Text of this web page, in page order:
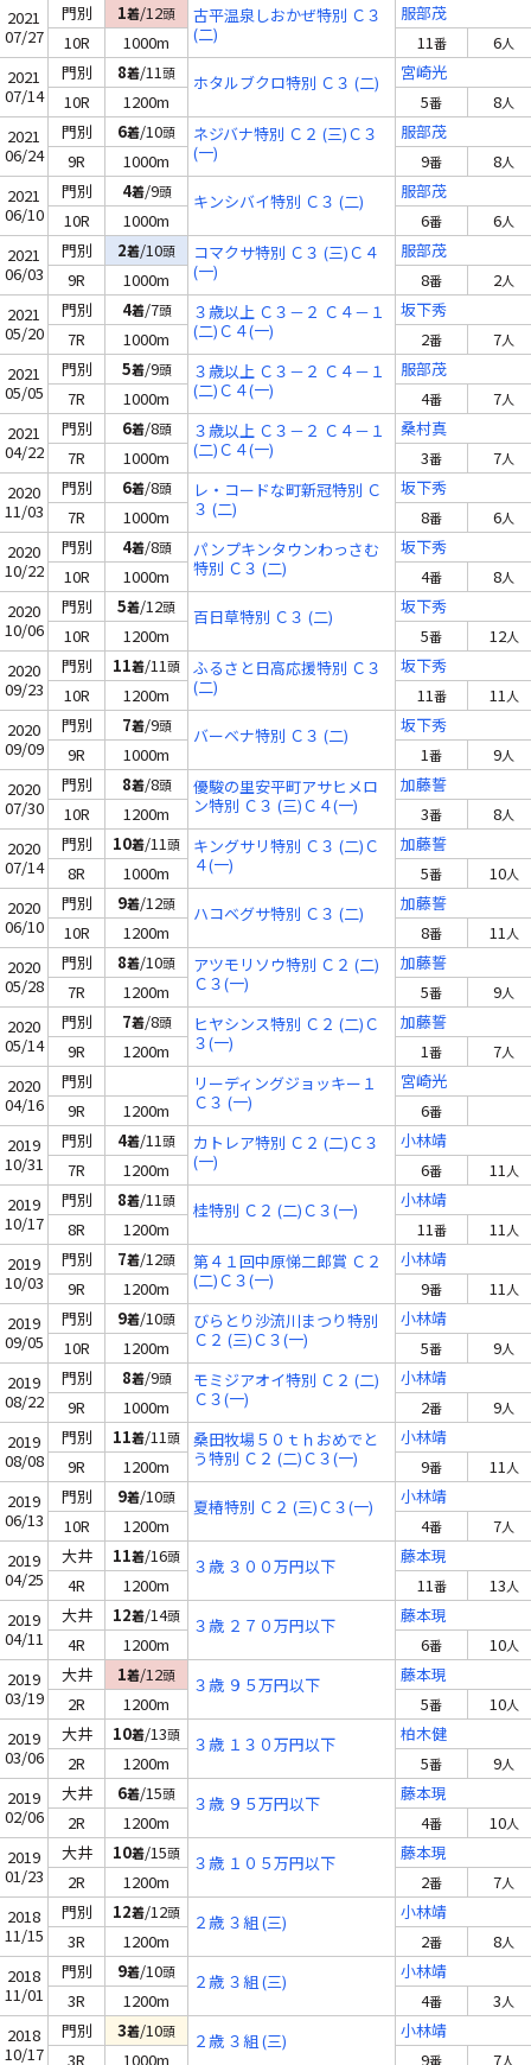
2021
07/27
門別 1着/12頭
古平温泉しおかぜ特別 Ｃ３
(二)
服部茂
10R
1000m 11番 6人
2021
07/14
門別 8着/11頭 ホタルブクロ特別 Ｃ３ (二)
宮崎光
10R
1200m 5番 8人
2021
06/24
門別 6着/10頭
ネジバナ特別 Ｃ２ (三)Ｃ３
(一)
服部茂
9R
1000m 9番 8人
2021
06/10
門別 4着/9頭 キンシバイ特別 Ｃ３ (二)
服部茂
10R
1000m 6番 6人
2021
06/03
門別 2着/10頭
コマクサ特別 Ｃ３ (三)Ｃ４
(一)
服部茂
9R
1000m 8番 2人
2021
05/20
門別 4着/7頭
３歳以上 Ｃ３－２ Ｃ４－１
(二)Ｃ４(一)
坂下秀
7R
1000m 2番 7人
2021
05/05
門別 5着/9頭
３歳以上 Ｃ３－２ Ｃ４－１
(二)Ｃ４(一)
服部茂
7R
1000m 4番 7人
2021
04/22
門別 6着/8頭
３歳以上 Ｃ３－２ Ｃ４－１
(二)Ｃ４(一)
桑村真
7R
1000m 3番 7人
2020
11/03
門別 6着/8頭
レ・コードな町新冠特別 Ｃ
３ (二)
坂下秀
7R
1000m 8番 6人
2020
10/22
門別 4着/8頭
パンプキンタウンわっさむ
特別 Ｃ３ (二)
坂下秀
10R
1000m 4番 8人
2020
10/06
門別 5着/12頭 百日草特別 Ｃ３ (二)
坂下秀
10R
1200m 5番 12人
2020
09/23
門別 11着/11頭
ふるさと日高応援特別 Ｃ３
(二)
坂下秀
10R
1200m 11番 11人
2020
09/09
門別 7着/9頭 バーベナ特別 Ｃ３ (二)
坂下秀
9R
1000m 1番 9人
2020
07/30
門別 8着/8頭
優駿の里安平町アサヒメロ
ン特別 Ｃ３ (三)Ｃ４(一)
加藤誓
10R
1200m 3番 8人
2020
07/14
門別 10着/11頭
キングサリ特別 Ｃ３ (二)Ｃ
４(一)
加藤誓
8R
1000m 5番 10人
2020
06/10
門別 9着/12頭 ハコベグサ特別 Ｃ３ (二)
加藤誓
10R
1200m 8番 11人
2020
05/28
門別 8着/10頭
アツモリソウ特別 Ｃ２ (二)
Ｃ３(一)
加藤誓
7R
1200m 5番 9人
2020
05/14
門別 7着/8頭
ヒヤシンス特別 Ｃ２ (二)Ｃ
３(一)
加藤誓
9R
1200m 1番 7人
2020
04/16
門別
リーディングジョッキー１
Ｃ３ (一)
宮崎光
9R
1200m 6番
2019
10/31
門別 4着/11頭
カトレア特別 Ｃ２ (二)Ｃ３
(一)
小林靖
7R
1200m 6番 11人
2019
10/17
門別 8着/11頭 桂特別 Ｃ２ (二)Ｃ３(一)
小林靖
8R
1200m 11番 11人
2019
10/03
門別 7着/12頭
第４１回中原悌二郎賞 Ｃ２
(二)Ｃ３(一)
小林靖
9R
1200m 9番 11人
2019
09/05
門別 9着/10頭
びらとり沙流川まつり特別
Ｃ２ (三)Ｃ３(一)
小林靖
10R
1200m 5番 9人
2019
08/22
門別 8着/9頭
モミジアオイ特別 Ｃ２ (二)
Ｃ３(一)
小林靖
9R
1000m 2番 9人
2019
08/08
門別 11着/11頭
桑田牧場５０ｔｈおめでと
う特別 Ｃ２ (二)Ｃ３(一)
小林靖
9R
1200m 9番 11人
2019
06/13
門別 9着/10頭 夏椿特別 Ｃ２ (三)Ｃ３(一)
小林靖
10R
1200m 4番 7人
2019
04/25
大井 11着/16頭 ３歳 ３００万円以下
藤本現
4R
1200m 11番 13人
2019
04/11
大井 12着/14頭 ３歳 ２７０万円以下
藤本現
4R
1200m 6番 10人
2019
03/19
大井 1着/12頭 ３歳 ９５万円以下
藤本現
2R
1200m 5番 10人
2019
03/06
大井 10着/13頭 ３歳 １３０万円以下
柏木健
2R
1200m 5番 9人
2019
02/06
大井 6着/15頭 ３歳 ９５万円以下
藤本現
2R
1200m 4番 10人
2019
01/23
大井 10着/15頭 ３歳 １０５万円以下
藤本現
2R
1200m 2番 7人
2018
11/15
門別 12着/12頭 ２歳 ３組 (三)
小林靖
3R
1200m 2番 8人
2018
11/01
門別 9着/10頭 ２歳 ３組 (三)
小林靖
3R
1200m 4番 3人
2018
10/17
門別 3着/10頭 ２歳 ３組 (三)
小林靖
3R
1000m 9番 7人